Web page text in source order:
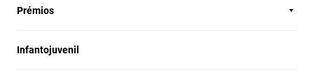
Prémios
Infantojuvenil